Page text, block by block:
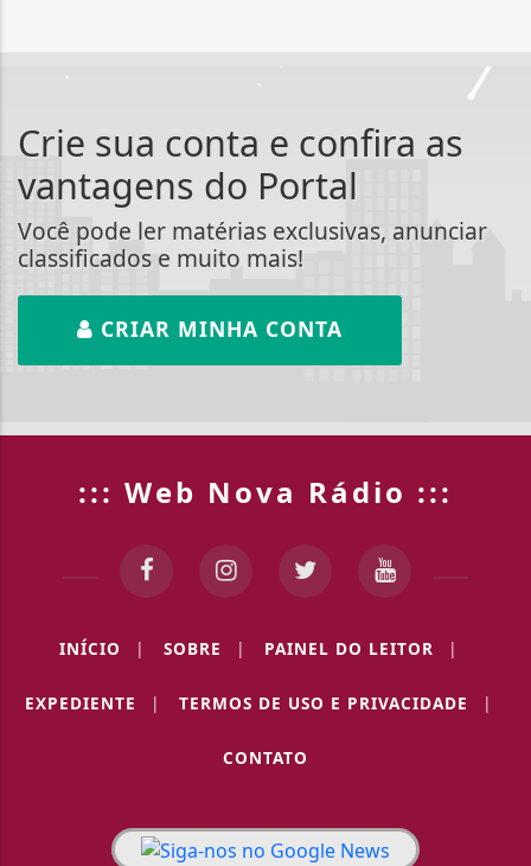
Crie sua conta e confira as
vantagens do Portal
Você pode ler matérias exclusivas, anunciar
classificados e muito mais!
CRIAR MINHA CONTA
::: Web Nova Rádio :::
INÍCIO | SOBRE | PAINEL DO LEITOR |
EXPEDIENTE | TERMOS DE USO E PRIVACIDADE |
CONTATO